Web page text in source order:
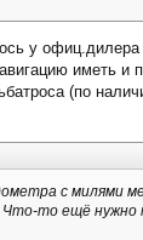
у офиц.дилера
иметь и
(по
с милями
то ещё нужно